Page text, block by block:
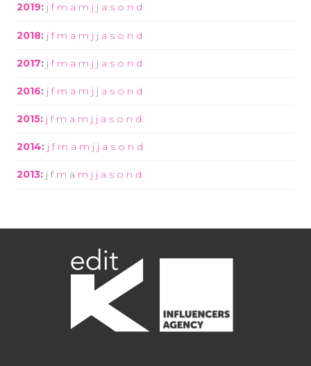
2019: j f m a m j j a s o n d
2018: j f m a m j j a s o n d
2017: j f m a m j j a s o n d
2016: j f m a m j j a s o n d
2015: j f m a m j j a s o n d
2014: j f m a m j j a s o n d
2013: j f m a m j j a s o n d